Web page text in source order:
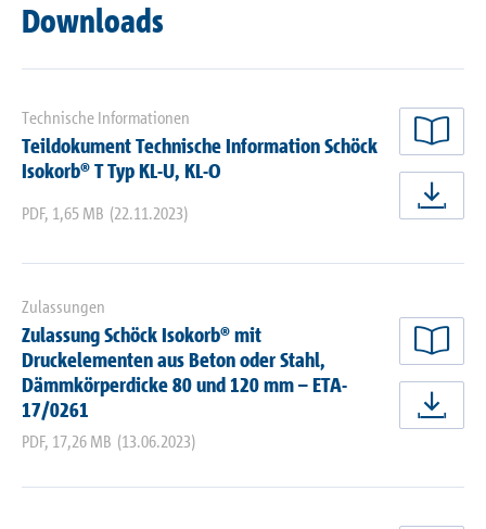
Downloads
Technische Informationen
Teildokument Technische Information Schöck
Isokorb® T Typ KL-U, KL-O
PDF, 1,65 MB (22.11.2023)
Zulassungen
Zulassung Schöck Isokorb® mit
Druckelementen aus Beton oder Stahl,
Dämmkörperdicke 80 und 120 mm – ETA-
17/0261
PDF, 17,26 MB (13.06.2023)